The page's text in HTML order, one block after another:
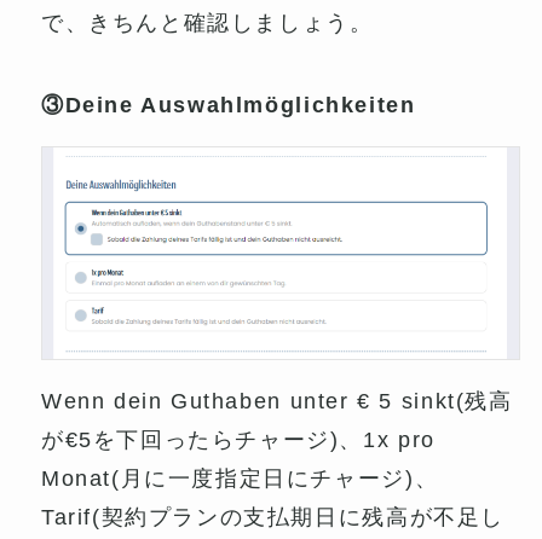
で、きちんと確認しましょう。
③Deine Auswahlmöglichkeiten
Wenn dein Guthaben unter € 5 sinkt(残高
が€5を下回ったらチャージ)、1x pro
Monat(月に一度指定日にチャージ)、
Tarif(契約プランの支払期日に残高が不足し